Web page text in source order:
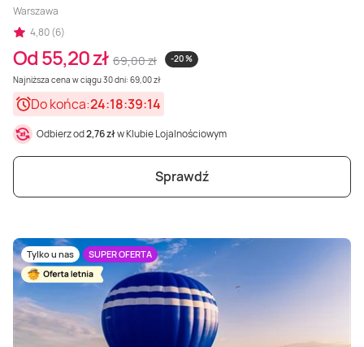
Warszawa
4,80 (6)
Od 55,20 zł 69,00 zł
-20 %
Najniższa cena w ciągu 30 dni: 69,00 zł
Do końca:24:18:39:12
Odbierz od2,76 złw Klubie Lojalnościowym
Sprawdź
Tylko u nas SUPER OFERTA